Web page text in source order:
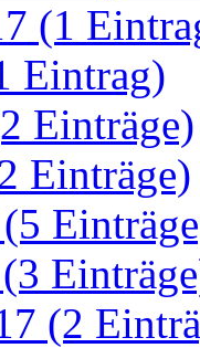
(1
Eintrag)
Einträge)
Einträge)
(2